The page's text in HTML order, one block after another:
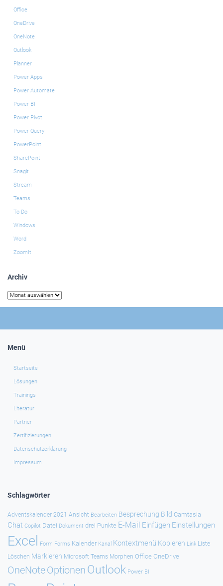
Office
OneDrive
OneNote
Outlook
Planner
Power Apps
Power Automate
Power BI
Power Pivot
Power Query
PowerPoint
SharePoint
Snagit
Stream
Teams
To Do
Windows
Word
ZoomIt
Archiv
Archiv
Menü
Startseite
Lösungen
Trainings
Literatur
Partner
Zertifizierungen
Datenschutzerklärung
Impressum
Schlagwörter
Adventskalender 2021 Ansicht Bearbeiten Besprechung Bild Camtasia
Chat Copilot Datei Dokument drei Punkte E-Mail Einfügen Einstellungen
Excel Form Forms Kalender Kanal Kontextmenü Kopieren Link Liste
Löschen Markieren Microsoft Teams Morphen Office OneDrive
OneNoteOptionen Outlook Power BI